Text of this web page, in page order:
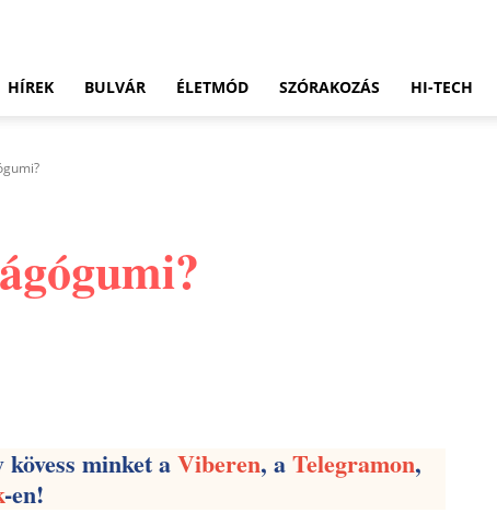
HÍREK BULVÁR ÉLETMÓD SZÓRAKOZÁS HI-TECH
kövess minket aViberen, aTelegramon,
-en!